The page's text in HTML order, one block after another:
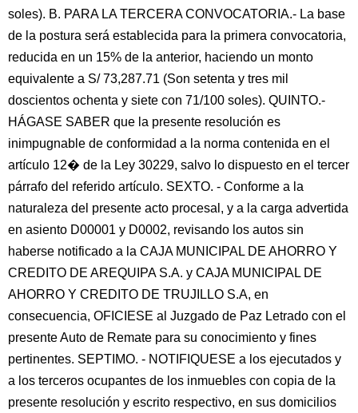
soles). B. PARA LA TERCERA CONVOCATORIA.- La base
de la postura será establecida para la primera convocatoria,
reducida en un 15% de la anterior, haciendo un monto
equivalente a S/ 73,287.71 (Son setenta y tres mil
doscientos ochenta y siete con 71/100 soles). QUINTO.-
HÁGASE SABER que la presente resolución es
inimpugnable de conformidad a la norma contenida en el
artículo 12� de la Ley 30229, salvo lo dispuesto en el tercer
párrafo del referido artículo. SEXTO. - Conforme a la
naturaleza del presente acto procesal, y a la carga advertida
en asiento D00001 y D0002, revisando los autos sin
haberse notificado a la CAJA MUNICIPAL DE AHORRO Y
CREDITO DE AREQUIPA S.A. y CAJA MUNICIPAL DE
AHORRO Y CREDITO DE TRUJILLO S.A, en
consecuencia, OFICIESE al Juzgado de Paz Letrado con el
presente Auto de Remate para su conocimiento y fines
pertinentes. SEPTIMO. - NOTIFIQUESE a los ejecutados y
a los terceros ocupantes de los inmuebles con copia de la
presente resolución y escrito respectivo, en sus domicilios